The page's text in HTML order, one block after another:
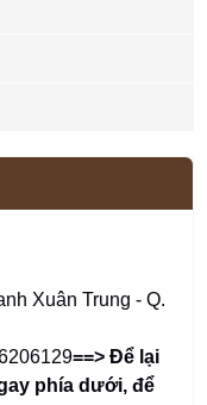
Xuân Trung - Q.
==> Để lại
phía dưới,để